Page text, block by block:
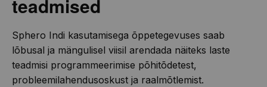
teadmised
Sphero Indi kasutamisega õppetegevuses saab
lõbusal ja mängulisel viisil arendada näiteks laste
teadmisi programmeerimise põhitõdetest,
probleemilahendusoskust ja raalmõtlemist.